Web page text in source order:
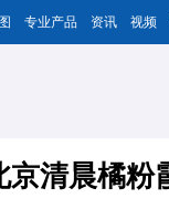
专业产品 资讯 视频
京清晨橘粉